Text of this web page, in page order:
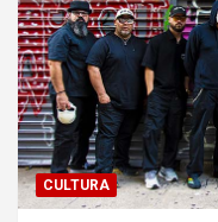
CULTURA